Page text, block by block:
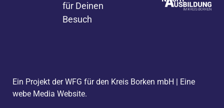
für Deinen
Besuch
Ein Projekt der WFG für den Kreis Borken mbH | Eine
webe Media Website.